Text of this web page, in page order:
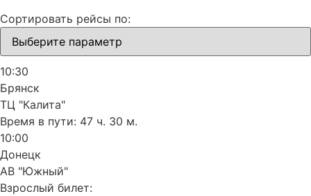
Сортировать рейсы по:
10:30
Брянск
ТЦ "Калита"
Время в пути: 47 ч. 30 м.
10:00
Донецк
АВ "Южный"
Взрослый билет: